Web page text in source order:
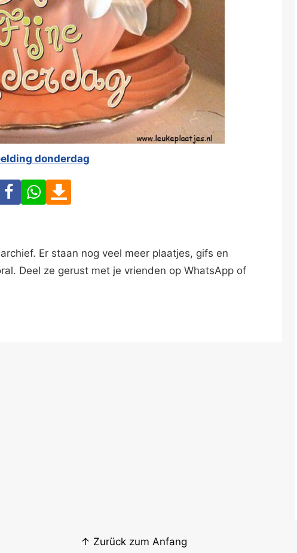
donderdag
FacebookWhatsApp
Er staan nog veel meer plaatjes, gifs en
Deel ze gerust met je vrienden op WhatsApp of
↑ Zurück zum Anfang